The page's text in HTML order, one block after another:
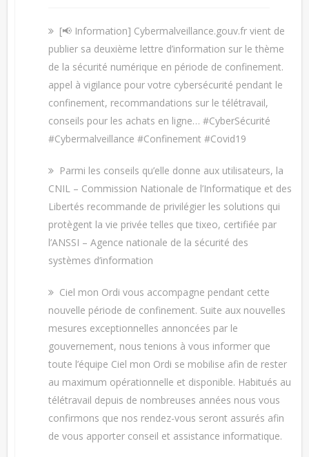
[📢 Information] Cybermalveillance.gouv.fr vient de
publier sa deuxième lettre d’information sur le thème
de la sécurité numérique en période de confinement.
appel à vigilance pour votre cybersécurité pendant le
confinement, recommandations sur le télétravail,
conseils pour les achats en ligne… #CyberSécurité
#Cybermalveillance #Confinement #Covid19
Parmi les conseils qu’elle donne aux utilisateurs, la
CNIL – Commission Nationale de l’Informatique et des
Libertés recommande de privilégier les solutions qui
protègent la vie privée telles que tixeo, certifiée par
l’ANSSI – Agence nationale de la sécurité des
systèmes d’information
Ciel mon Ordi vous accompagne pendant cette
nouvelle période de confinement. Suite aux nouvelles
mesures exceptionnelles annoncées par le
gouvernement, nous tenions à vous informer que
toute l’équipe Ciel mon Ordi se mobilise afin de rester
au maximum opérationnelle et disponible. Habitués au
télétravail depuis de nombreuses années nous vous
confirmons que nos rendez-vous seront assurés afin
de vous apporter conseil et assistance informatique.